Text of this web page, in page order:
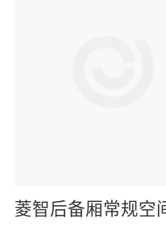
菱智后备厢常规空